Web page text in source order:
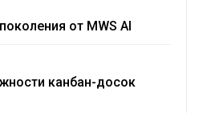
от MWS AI
канбан-досок